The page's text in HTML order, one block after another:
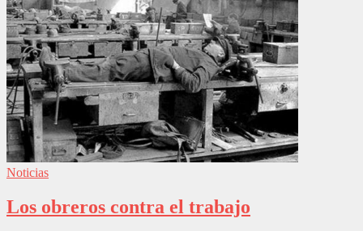
Noticias
Los obreros contra el trabajo